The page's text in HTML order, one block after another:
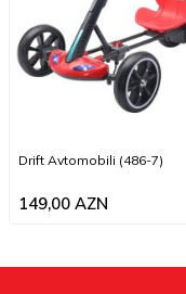
Drift Avtomobili (486-7)
149,00 AZN